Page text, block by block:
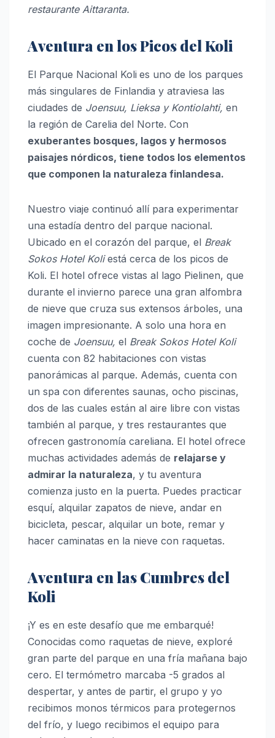
restaurante Aittaranta.
Aventura en los Picos del Koli
El Parque Nacional Koli es uno de los parques
más singulares de Finlandia y atraviesa las
ciudades de Joensuu, Lieksa y Kontiolahti, en
la región de Carelia del Norte. Con
exuberantes bosques, lagos y hermosos
paisajes nórdicos, tiene todos los elementos
que componen la naturaleza finlandesa.
Nuestro viaje continuó allí para experimentar
una estadía dentro del parque nacional.
Ubicado en el corazón del parque, el Break
Sokos Hotel Koliestá cerca de los picos de
Koli. El hotel ofrece vistas al lago Pielinen, que
durante el invierno parece una gran alfombra
de nieve que cruza sus extensos árboles, una
imagen impresionante. A solo una hora en
coche de Joensuu, el Break Sokos Hotel Koli
cuenta con 82 habitaciones con vistas
panorámicas al parque. Además, cuenta con
un spa con diferentes saunas, ocho piscinas,
dos de las cuales están al aire libre con vistas
también al parque, y tres restaurantes que
ofrecen gastronomía careliana. El hotel ofrece
muchas actividades además de relajarse y
admirar la naturaleza, y tu aventura
comienza justo en la puerta. Puedes practicar
esquí, alquilar zapatos de nieve, andar en
bicicleta, pescar, alquilar un bote, remar y
hacer caminatas en la nieve con raquetas.
Aventura en las Cumbres del
Koli
¡Y es en este desafío que me embarqué!
Conocidas como raquetas de nieve, exploré
gran parte del parque en una fría mañana bajo
cero. El termómetro marcaba -5 grados al
despertar, y antes de partir, el grupo y yo
recibimos monos térmicos para protegernos
del frío, y luego recibimos el equipo para